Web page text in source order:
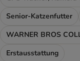
Senior-Katzenfutter
WARNER BROS
Erstausstattung